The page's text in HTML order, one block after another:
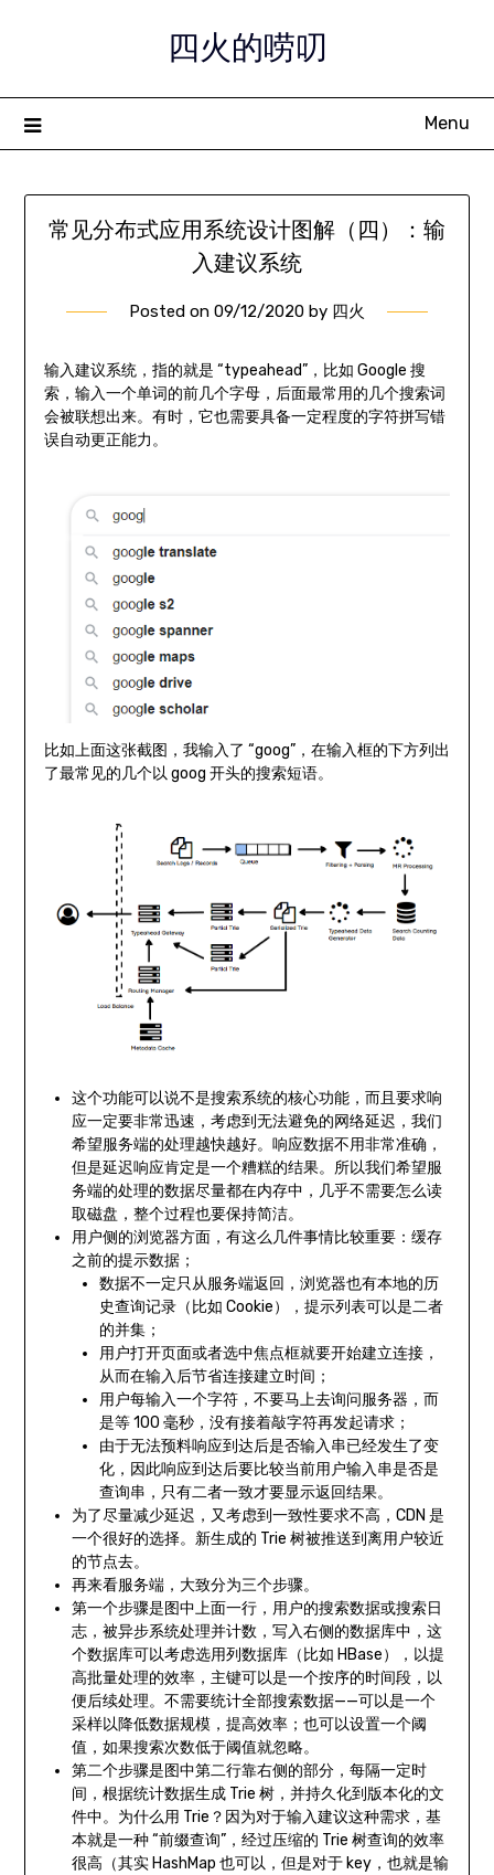
四火的唠叨
Menu
常见分布式应用系统设计图解（四）：输
入建议系统
Posted on 09/12/2020 by 四火
输入建议系统，指的就是 “typeahead”，比如 Google 搜
索，输入一个单词的前几个字母，后面最常用的几个搜索词
会被联想出来。有时，它也需要具备一定程度的字符拼写错
误自动更正能力。
比如上面这张截图，我输入了 “goog”，在输入框的下方列出
了最常见的几个以 goog 开头的搜索短语。
这个功能可以说不是搜索系统的核心功能，而且要求响
应一定要非常迅速，考虑到无法避免的网络延迟，我们
希望服务端的处理越快越好。响应数据不用非常准确，
但是延迟响应肯定是一个糟糕的结果。所以我们希望服
务端的处理的数据尽量都在内存中，几乎不需要怎么读
取磁盘，整个过程也要保持简洁。
用户侧的浏览器方面，有这么几件事情比较重要：缓存
之前的提示数据；
数据不一定只从服务端返回，浏览器也有本地的历
史查询记录（比如 Cookie），提示列表可以是二者
的并集；
用户打开页面或者选中焦点框就要开始建立连接，
从而在输入后节省连接建立时间；
用户每输入一个字符，不要马上去询问服务器，而
是等 100 毫秒，没有接着敲字符再发起请求；
由于无法预料响应到达后是否输入串已经发生了变
化，因此响应到达后要比较当前用户输入串是否是
查询串，只有二者一致才要显示返回结果。
为了尽量减少延迟，又考虑到一致性要求不高，CDN 是
一个很好的选择。新生成的 Trie 树被推送到离用户较近
的节点去。
再来看服务端，大致分为三个步骤。
第一个步骤是图中上面一行，用户的搜索数据或搜索日
志，被异步系统处理并计数，写入右侧的数据库中，这
个数据库可以考虑选用列数据库（比如 HBase），以提
高批量处理的效率，主键可以是一个按序的时间段，以
便后续处理。不需要统计全部搜索数据——可以是一个
采样以降低数据规模，提高效率；也可以设置一个阈
值，如果搜索次数低于阈值就忽略。
第二个步骤是图中第二行靠右侧的部分，每隔一定时
间，根据统计数据生成 Trie 树，并持久化到版本化的文
件中。为什么用 Trie？因为对于输入建议这种需求，基
本就是一种 “前缀查询”，经过压缩的 Trie 树查询的效率
很高（其实 HashMap 也可以，但是对于 key，也就是输